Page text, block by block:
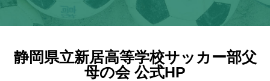
静岡県立新居高等学校サッカー部父
母の会 公式HP